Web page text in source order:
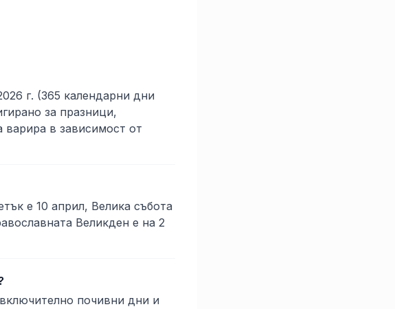
г. (365 календарни дни
за празници,
в зависимост от
е 10 април, Велика събота
Великден е на 2
почивни дни и